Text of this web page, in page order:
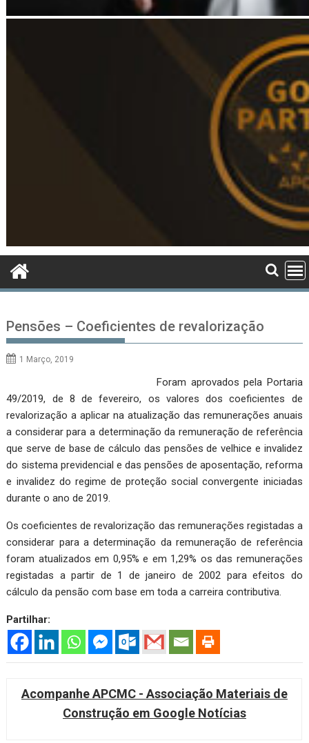
Pensões – Coeficientes de revalorização
1 Março, 2019
Foram aprovados pela Portaria
49/2019, de 8 de fevereiro, os valores dos coeficientes de
revalorização a aplicar na atualização das remunerações anuais
a considerar para a determinação da remuneração de referência
que serve de base de cálculo das pensões de velhice e invalidez
do sistema previdencial e das pensões de aposentação, reforma
e invalidez do regime de proteção social convergente iniciadas
durante o ano de 2019.
Os coeficientes de revalorização das remunerações registadas a
considerar para a determinação da remuneração de referência
foram atualizados em 0,95% e em 1,29% os das remunerações
registadas a partir de 1 de janeiro de 2002 para efeitos do
cálculo da pensão com base em toda a carreira contributiva.
Partilhar:
Acompanhe APCMC - Associação Materiais de
Construção em Google Notícias